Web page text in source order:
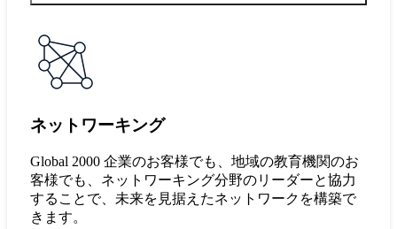
ネットワーキング
Global 2000 企業のお客様でも、地域の教育機関のお
客様でも、ネットワーキング分野のリーダーと協力
することで、未来を見据えたネットワークを構築で
きます。